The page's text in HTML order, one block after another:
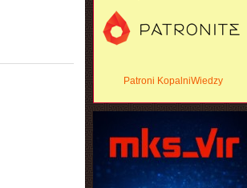
Patroni KopalniWiedzy